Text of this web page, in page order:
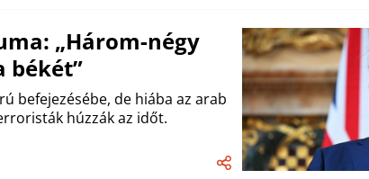
„Három-négy
békét”
befejezésébe, de hiába az arab
húzzák az időt.